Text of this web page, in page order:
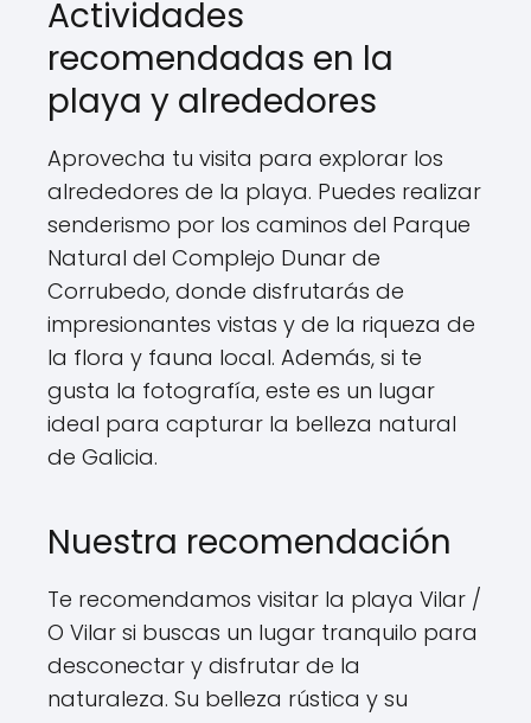
Actividades
recomendadas en la
playa y alrededores
Aprovecha tu visita para explorar los
alrededores de la playa. Puedes realizar
senderismo por los caminos del Parque
Natural del Complejo Dunar de
Corrubedo, donde disfrutarás de
impresionantes vistas y de la riqueza de
la flora y fauna local. Además, si te
gusta la fotografía, este es un lugar
ideal para capturar la belleza natural
de Galicia.
Nuestra recomendación
Te recomendamos visitar la playa Vilar /
O Vilar si buscas un lugar tranquilo para
desconectar y disfrutar de la
naturaleza. Su belleza rústica y su